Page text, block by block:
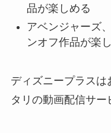
品が楽しめる
アベンジャーズ
ンオフ作品が楽
ディズニープラスは
タリの動画配信サー